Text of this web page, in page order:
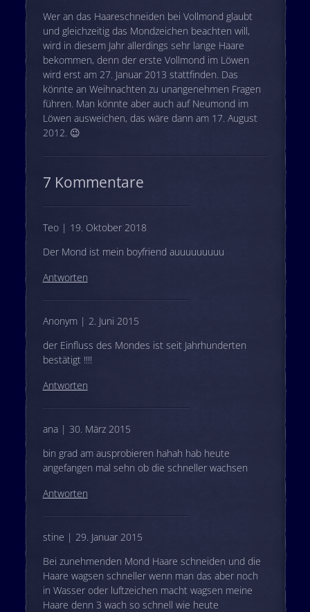
Wer an das Haareschneiden bei Vollmond glaubt
und gleichzeitig das Mondzeichen beachten will,
wird in diesem Jahr allerdings sehr lange Haare
bekommen, denn der erste Vollmond im Löwen
wird erst am 27. Januar 2013 stattfinden. Das
könnte an Weihnachten zu unangenehmen Fragen
führen. Man könnte aber auch auf Neumond im
Löwen ausweichen, das wäre dann am 17. August
2012. 😉
7 Kommentare
Teo | 19. Oktober 2018
Der Mond ist mein boyfriend auuuuuuuuu
Antworten
Anonym | 2. Juni 2015
der Einfluss des Mondes ist seit Jahrhunderten
bestätigt !!!!
Antworten
ana | 30. März 2015
bin grad am ausprobieren hahah hab heute
angefangen mal sehn ob die schneller wachsen
Antworten
stine | 29. Januar 2015
Bei zunehmenden Mond Haare schneiden und die
Haare wagsen schneller wenn man das aber noch
in Wasser oder luftzeichen macht wagsen meine
Haare denn 3 wach so schnell wie heute